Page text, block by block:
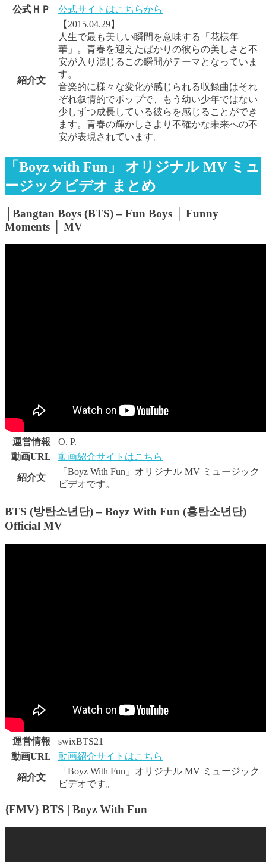
公式ＨＰ
公式サイトはこちらから
紹介文
【2015.04.29】
人生で最も美しい瞬間を意味する「花様年
華」。青春を迎えたばかりの彼らの美しさと不
安が入り混じるこの瞬間がテーマとなっていま
す。
音楽的に様々な変化が感じられる収録曲はそれ
ぞれ叙情的でポップで、もう幼い少年ではない
少しずつ成長している彼らを感じることができ
ます。青春の輝かしさより不確かな未来への不
安が表現されています。
「Boyz with Fun」 オリジナル MV ミュ
ージックビデオ まとめ
│Bangtan Boys (BTS) – Fun Boys │ Funny
Moments │ MV
運営情報
O. P.
動画URL
動画紹介サイトはこちら
紹介文
「Boyz With Fun」オリジナル MV ミュージック
ビデオです。
BTS (방탄소년단) – Boyz With Fun (흥탄소년단)
Official MV
運営情報
swixBTS21
動画URL
動画紹介サイトはこちら
紹介文
「Boyz With Fun」オリジナル MV ミュージック
ビデオです。
{FMV} BTS | Boyz With Fun